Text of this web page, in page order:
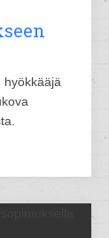
hyökkääjä